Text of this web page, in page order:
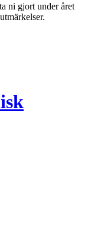
ni gjort under året